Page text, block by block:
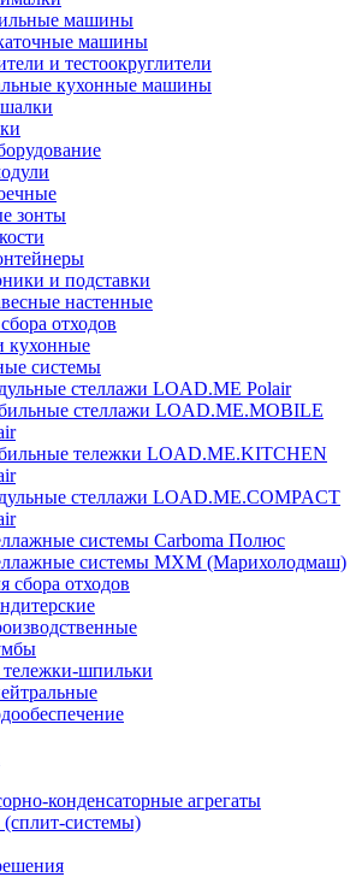
машины
машины
и тестоокруглители
кухонные машины
зонты
и подставки
настенные
отходов
кухонные
системы
стеллажи LOAD.ME Polair
стеллажи LOAD.ME.MOBILE
тележки LOAD.ME.KITCHEN
стеллажи LOAD.ME.COMPACT
системы Carboma Полюс
системы МХМ (Марихолодмаш)
сбора отходов
шпильки
конденсаторные агрегаты
системы)